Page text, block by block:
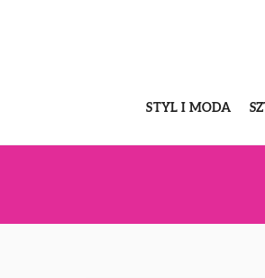
STYL I MODA